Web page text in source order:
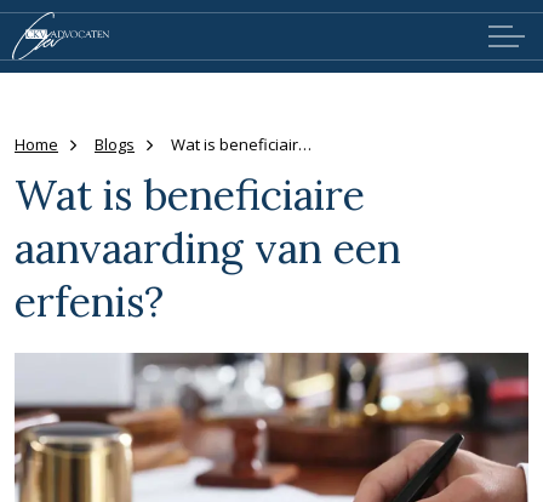
Home Blogs Wat is beneficiaire aanvaarding van een erfenis?
Wat is beneficiaire
aanvaarding van een
erfenis?